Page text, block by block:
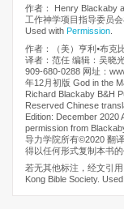
作者： Henry Blackaby
工作神学项目指导委员
Used with Permission
作者：（美）亨利⦁布克
译者：范任 编辑：吴晓
909-680-0288 网址：
年12月初版 God in the
Richard Blackaby B&H
Reserved Chinese
Edition: December 2020
permission from
导力学院所有©2020 翻
得以任何形式复制本书的
若无其他标注，经文引
Kong Bible Society.